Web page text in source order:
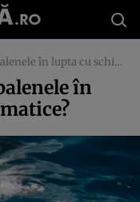
cu schimbările climatice?
în